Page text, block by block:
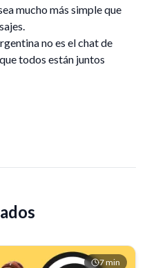
mucho más simple que
no es el chat de
todos están juntos
7min